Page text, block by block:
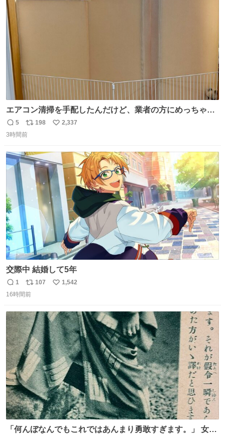
エアコン清掃を手配したんだけど、業者の方にめっちゃ吠
えるから隔離した。これでもう安心だ。
返
信
5
リ
ポ
ト
数
198
い
2,337
3時間前
交際中 結婚して5年
返
信
1
リ
ポ
ト
数
107
い
数
1,542
16時間前
「何んぼなんでもこれではあんまり勇敢すぎます。」 女性